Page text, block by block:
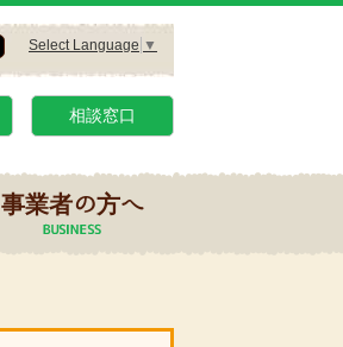
Select Language ▼
相談窓口
事業者の方へ